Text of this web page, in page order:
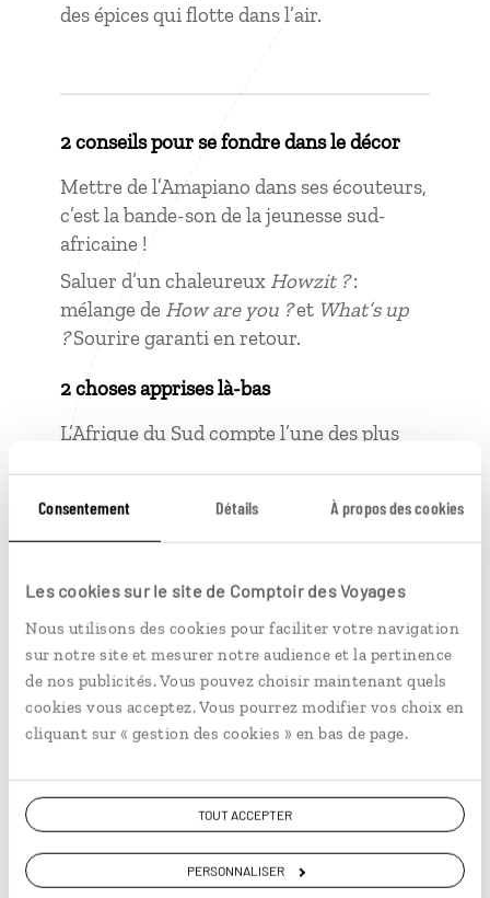
Consentement Détails À propos des cookies
Les cookies sur le site de Comptoir des Voyages
Nous utilisons des cookies pour faciliter votre navigation
sur notre site et mesurer notre audience et la pertinence
de nos publicités. Vous pouvez choisir maintenant quels
cookies vous acceptez. Vous pourrez modifier vos choix en
cliquant sur « gestion des cookies » en bas de page.
TOUT ACCEPTER
PERSONNALISER
des épices qui flotte dans l’air.
2 conseils pour se fondre dans le décor
Mettre de l’Amapiano dans ses écouteurs,
c’est la bande-son de la jeunesse sud-
africaine !
Saluer d’un chaleureux Howzit ?:
mélange de How are you ?et What’s up
?Sourire garanti en retour.
2 choses apprises là-bas
L’Afrique du Sud compte l’une des plus
comprendre à quel point cette présence
influence la culture, la cuisine et même la
n’est pas juste un barbecue mais une
véritable institution.
1 grand moment de solitude
avec une voiture manuelle, le volant à